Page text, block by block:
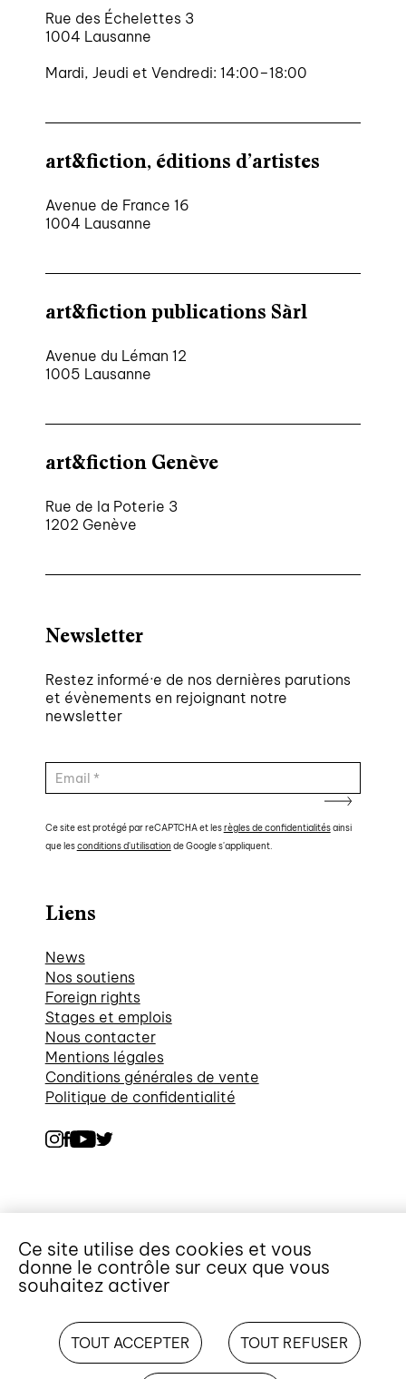
Rue des Échelettes 3
1004 Lausanne
Mardi, Jeudi et Vendredi: 14:00–18:00
art&fiction, éditions d’artistes
Avenue de France 16
1004 Lausanne
art&fiction publications Sàrl
Avenue du Léman 12
1005 Lausanne
art&fiction Genève
Rue de la Poterie 3
1202 Genève
Newsletter
Restez informé·e de nos dernières parutions
et évènements en rejoignant notre
newsletter
Ce site est protégé par reCAPTCHA et lesrègles de confidentialitésainsi
que lesconditions d'utilisation de Google s'appliquent.
Liens
News
Nos soutiens
Foreign rights
Stages et emplois
Nous contacter
Mentions légales
Conditions générales de vente
Politique de confidentialité
Ce site utilise des cookies et vous
donne le contrôle sur ceux que vous
souhaitez activer
TOUT ACCEPTER TOUT REFUSER